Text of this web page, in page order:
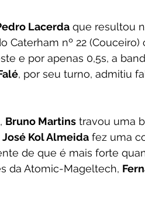
Lacerda que resultou
Caterham nº 22
e por apenas 0,5s, a
, por seu turno, admitiu
, Bruno Martins travou uma
José Kol Almeida fez uma
de que é mais forte
da Atomic-Mageltech,